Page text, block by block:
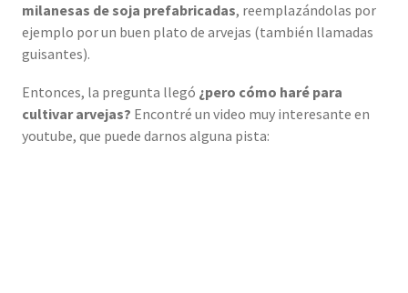
milanesas de soja prefabricadas, reemplazándolas por
ejemplo por un buen plato de arvejas (también llamadas
guisantes).
Entonces, la pregunta llegó ¿pero cómo haré para
cultivar arvejas? Encontré un video muy interesante en
youtube, que puede darnos alguna pista: